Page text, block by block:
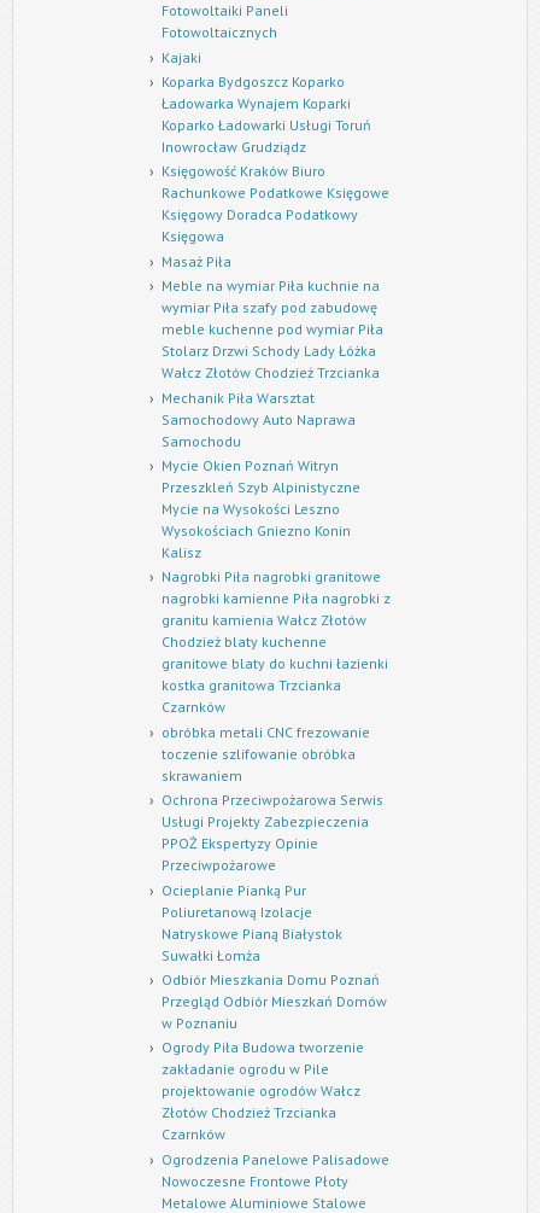
Fotowoltaiki Paneli
Fotowoltaicznych
Kajaki
Koparka Bydgoszcz Koparko
Ładowarka Wynajem Koparki
Koparko Ładowarki Usługi Toruń
Inowrocław Grudziądz
Księgowość Kraków Biuro
Rachunkowe Podatkowe Księgowe
Księgowy Doradca Podatkowy
Księgowa
Masaż Piła
Meble na wymiar Piła kuchnie na
wymiar Piła szafy pod zabudowę
meble kuchenne pod wymiar Piła
Stolarz Drzwi Schody Lady Łóżka
Wałcz Złotów Chodzież Trzcianka
Mechanik Piła Warsztat
Samochodowy Auto Naprawa
Samochodu
Mycie Okien Poznań Witryn
Przeszkleń Szyb Alpinistyczne
Mycie na Wysokości Leszno
Wysokościach Gniezno Konin
Kalisz
Nagrobki Piła nagrobki granitowe
nagrobki kamienne Piła nagrobki z
granitu kamienia Wałcz Złotów
Chodzież blaty kuchenne
granitowe blaty do kuchni łazienki
kostka granitowa Trzcianka
Czarnków
obróbka metali CNC frezowanie
toczenie szlifowanie obróbka
skrawaniem
Ochrona Przeciwpożarowa Serwis
Usługi Projekty Zabezpieczenia
PPOŻ Ekspertyzy Opinie
Przeciwpożarowe
Ocieplanie Pianką Pur
Poliuretanową Izolacje
Natryskowe Pianą Białystok
Suwałki Łomża
Odbiór Mieszkania Domu Poznań
Przegląd Odbiór Mieszkań Domów
w Poznaniu
Ogrody Piła Budowa tworzenie
zakładanie ogrodu w Pile
projektowanie ogrodów Wałcz
Złotów Chodzież Trzcianka
Czarnków
Ogrodzenia Panelowe Palisadowe
Nowoczesne Frontowe Płoty
Metalowe Aluminiowe Stalowe